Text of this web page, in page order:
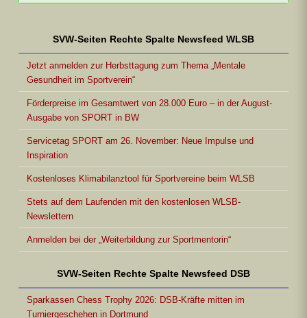
SVW-Seiten Rechte Spalte Newsfeed WLSB
Jetzt anmelden zur Herbsttagung zum Thema „Mentale
Gesundheit im Sportverein“
Förderpreise im Gesamtwert von 28.000 Euro – in der August-
Ausgabe von SPORT in BW
Servicetag SPORT am 26. November: Neue Impulse und
Inspiration
Kostenloses Klimabilanztool für Sportvereine beim WLSB
Stets auf dem Laufenden mit den kostenlosen WLSB-
Newslettern
Anmelden bei der „Weiterbildung zur Sportmentorin“
SVW-Seiten Rechte Spalte Newsfeed DSB
Sparkassen Chess Trophy 2026: DSB-Kräfte mitten im
Turniergeschehen in Dortmund